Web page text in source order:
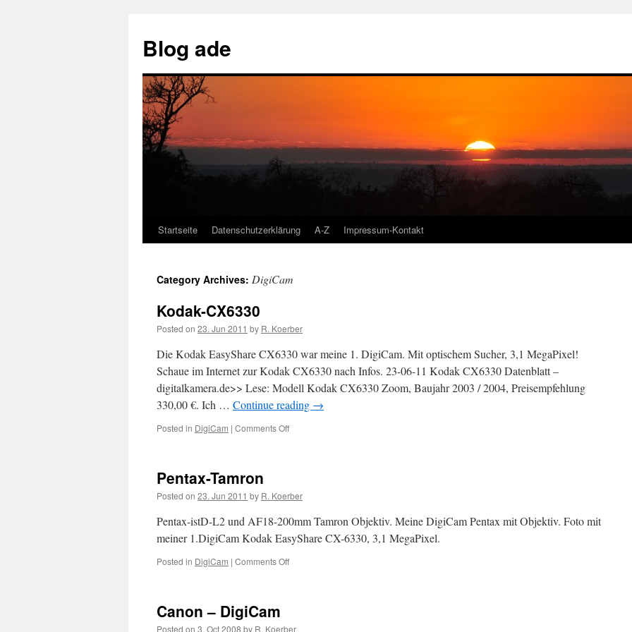
content
Blog ade
Startseite Datenschutzerklärung A-Z Impressum-Kontakt
Category Archives: DigiCam
Kodak-CX6330
Posted on 23. Jun 2011 by R. Koerber
Die Kodak EasyShare CX6330 war meine 1. DigiCam. Mit optischem Sucher, 3,1 MegaPixel!
Schaue im Internet zur Kodak CX6330 nach Infos. 23-06-11 Kodak CX6330 Datenblatt –
digitalkamera.de>> Lese: Modell Kodak CX6330 Zoom, Baujahr 2003 / 2004, Preisempfehlung
330,00 €. Ich … Continue reading →
Posted in DigiCam | Comments Off
Pentax-Tamron
Posted on 23. Jun 2011 by R. Koerber
Pentax-istD-L2 und AF18-200mm Tamron Objektiv. Meine DigiCam Pentax mit Objektiv. Foto mit
meiner 1.DigiCam Kodak EasyShare CX-6330, 3,1 MegaPixel.
Posted in DigiCam | Comments Off
Canon – DigiCam
Posted on 3. Oct 2008 by R. Koerber